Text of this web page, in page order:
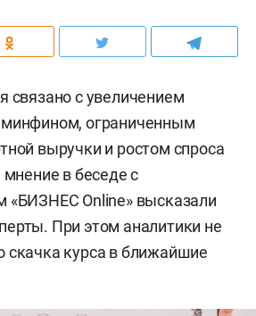
связано с увеличением
ограниченным
выручки и ростом спроса
в беседе с
«БИЗНЕС Online» высказали
При этом аналитики не
скачка курса в ближайшие